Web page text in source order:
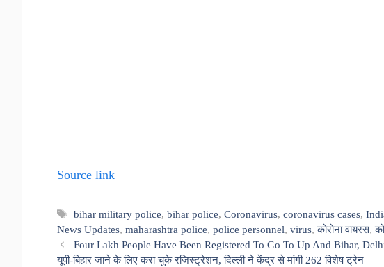
Source link
Tags
bihar military police,bihar police,Coronavirus,coronavirus cases,
News Updates, maharashtra police, police personnel, virus,कोरोना वायरस,
Four Lakh People Have Been Registered To Go To Up And Bihar,
यूपी-बिहार जाने के लिए करा चुके रजिस्ट्रेशन, दिल्ली ने केंद्र से मांगी 262 विशेष ट्रेन